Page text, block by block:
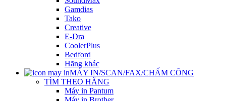
Gamdias
Tako
Creative
E-Dra
CoolerPlus
Bedford
Hãng khác
MÁY IN/SCAN/FAX/CHẤM CÔNG
TÌM THEO HÃNG
Máy in Pantum